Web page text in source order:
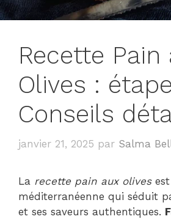
Recette Pain
Olives :
Conseils
janvier 21, 2025 par Salma
La recette pain aux olivesest
méditerranéenne qui séduit
et ses saveurs authentiques.